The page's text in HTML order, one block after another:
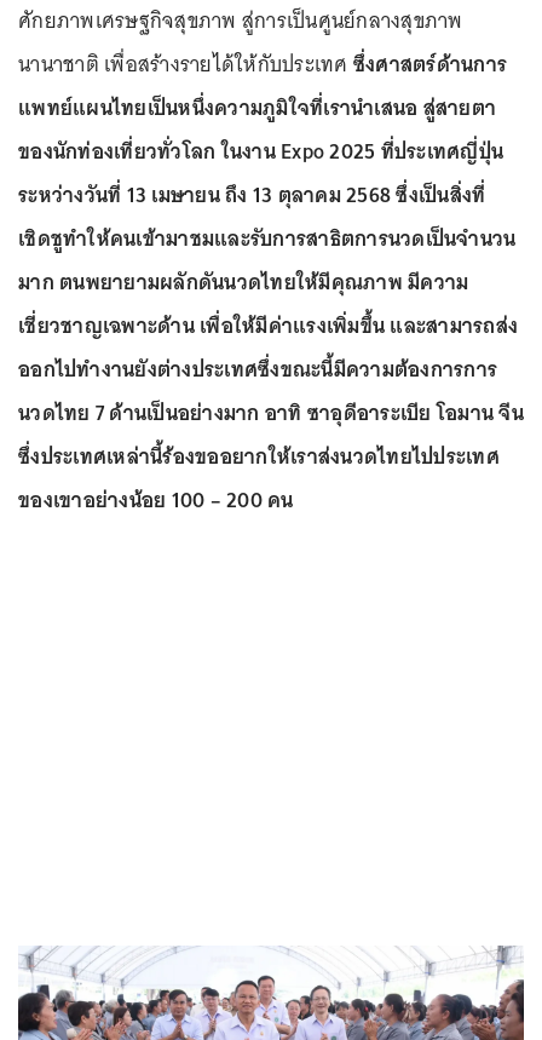
ศักยภาพเศรษฐกิจสุขภาพ สู่การเป็นศูนย์กลางสุขภาพ
นานาชาติ เพื่อสร้างรายได้ให้กับประเทศ ซึ่งศาสตร์ด้านการ
แพทย์แผนไทยเป็นหนึ่งความภูมิใจที่เรานำเสนอ สู่สายตา
ของนักท่องเที่ยวทั่วโลก ในงาน Expo 2025 ที่ประเทศญี่ปุ่น
ระหว่างวันที่ 13 เมษายน ถึง 13 ตุลาคม 2568 ซึ่งเป็นสิ่งที่
เชิดชูทำให้คนเข้ามาชมและรับการสาธิตการนวดเป็นจำนวน
มาก ตนพยายามผลักดันนวดไทยให้มีคุณภาพ มีความ
เชี่ยวชาญเฉพาะด้าน เพื่อให้มีค่าแรงเพิ่มขึ้น และสามารถส่ง
ออกไปทำงานยังต่างประเทศซึ่งขณะนี้มีความต้องการการ
นวดไทย 7 ด้านเป็นอย่างมาก อาทิ ซาอุดีอาระเบีย โอมาน จีน
ซึ่งประเทศเหล่านี้ร้องขออยากให้เราส่งนวดไทยไปประเทศ
ของเขาอย่างน้อย 100 – 200 คน